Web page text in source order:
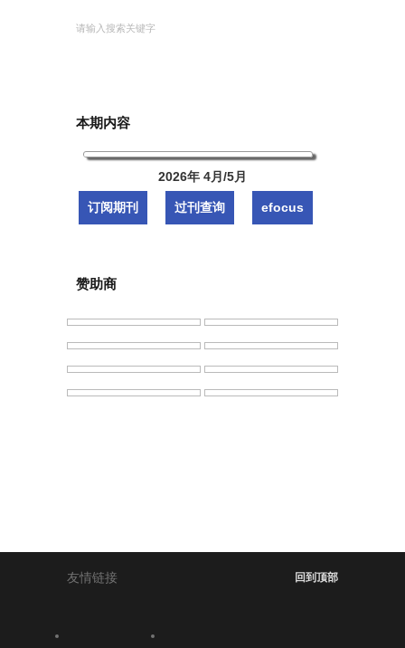
本期内容
2026年 4月/5月
订阅期刊 过刊查询 efocus
赞助商
友情链接 回到顶部